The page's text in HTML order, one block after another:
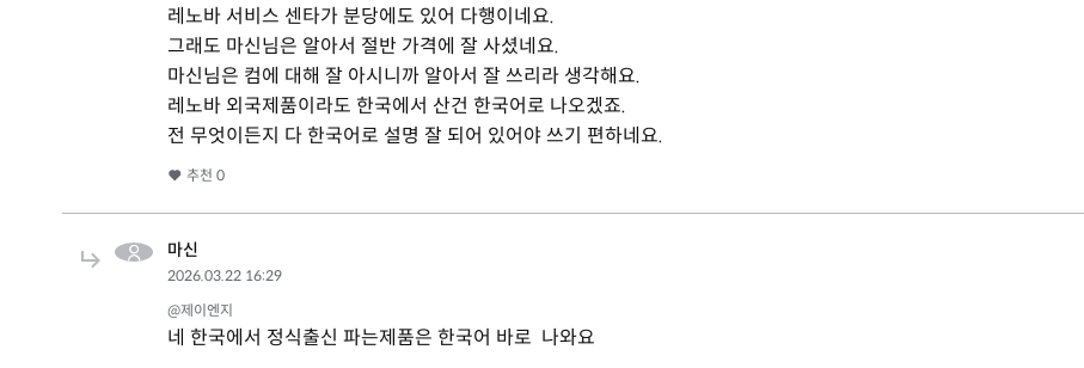
레노바 서비스 센타가 분당에도 있어 다행이네요.
그래도 마신님은 알아서 절반 가격에 잘 사셨네요.
마신님은 컴에 대해 잘 아시니까 알아서 잘 쓰리라 생각해요.
레노바 외국제품이라도 한국에서 산건 한국어로 나오겠죠.
전 무엇이든지 다 한국어로 설명 잘 되어 있어야 쓰기 편하네요.
추천 0
마신
2026.03.22 16:29
@제이엔지
네 한국에서 정식출신 파는제품은 한국어 바로 나와요